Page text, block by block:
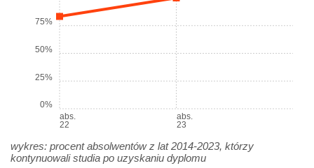
abs.
22
abs.
23
0%
25%
50%
75%
wykres: procent absolwentów z lat 2014-2023, którzy
kontynuowali studia po uzyskaniu dyplomu